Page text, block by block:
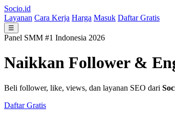
Socio.id
Layanan Cara Kerja Harga Masuk Daftar Gratis
☰
Panel SMM #1 Indonesia 2026
Naikkan Follower &
Beli follower, like, views, dan layanan SEO dari
Daftar Gratis